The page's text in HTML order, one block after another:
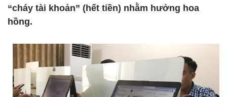
“cháy tài khoản” (hết tiền) nhằm hưởng hoa
hồng.